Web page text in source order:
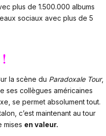
plus de 1.500.000 albums
sociaux avec plus de 5
la scène du Paradoxale Tour,
ses collègues américaines
se permet absolument tout.
c’est maintenant au tour
mises en valeur.